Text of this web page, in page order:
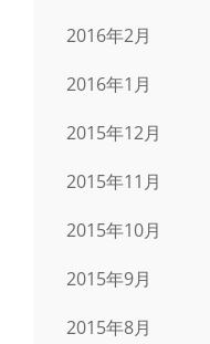
2016年2月
2016年1月
2015年12月
2015年11月
2015年10月
2015年9月
2015年8月